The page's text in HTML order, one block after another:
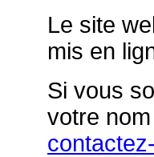
Le site
mis en
Si vous
votre